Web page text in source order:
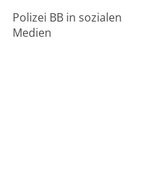
Polizei BB in sozialen
Medien